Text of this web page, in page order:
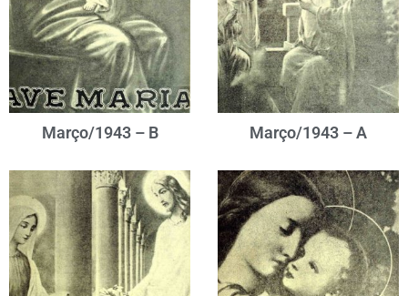
Março/1943 – B Março/1943 – A